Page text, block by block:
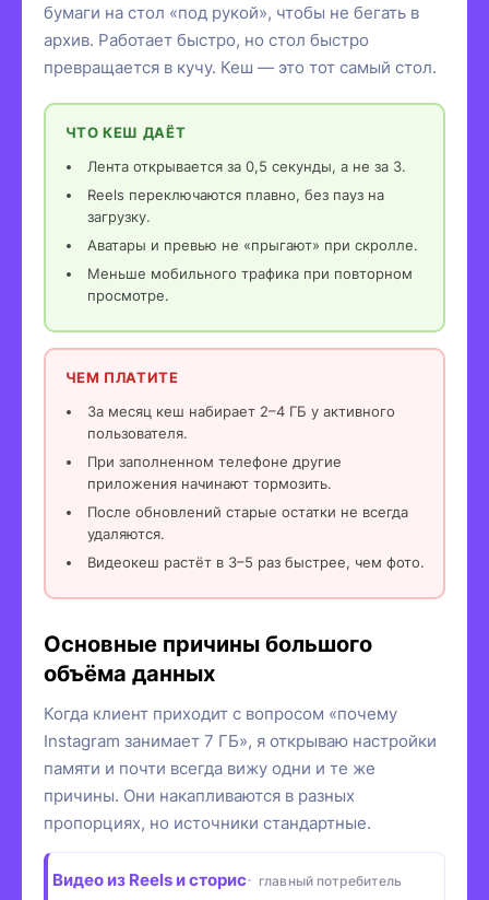
бумаги на стол «под рукой», чтобы не бегать в
архив. Работает быстро, но стол быстро
превращается в кучу. Кеш — это тот самый стол.
ЧТО КЕШ ДАЁТ
Лента открывается за 0,5 секунды, а не за 3.
Reels переключаются плавно, без пауз на
загрузку.
Аватары и превью не «прыгают» при скролле.
Меньше мобильного трафика при повторном
просмотре.
ЧЕМ ПЛАТИТЕ
За месяц кеш набирает 2–4 ГБ у активного
пользователя.
При заполненном телефоне другие
приложения начинают тормозить.
После обновлений старые остатки не всегда
удаляются.
Видеокеш растёт в 3–5 раз быстрее, чем фото.
Основные причины большого
объёма данных
Когда клиент приходит с вопросом «почему
Instagram занимает 7 ГБ», я открываю настройки
памяти и почти всегда вижу одни и те же
причины. Они накапливаются в разных
пропорциях, но источники стандартные.
Видео из Reels и сторис главный потребитель